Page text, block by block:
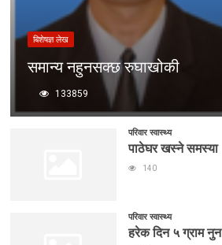
बिशेषज्ञ लेख
समान्य नहुनसक्छ रुघाखोकी
133859
परिवार स्वास्थ्य
पाठेघर खस्ने समस्या
140
परिवार स्वास्थ्य
हरेक दिन ५ ग्राम नुन